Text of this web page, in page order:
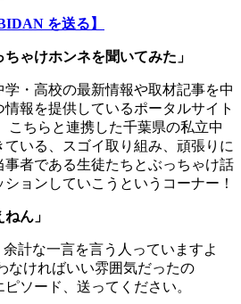
を送る】
ちゃけホンネを聞いてみた」
・高校の最新情報や取材記事を中
報を提供しているポータルサイト
こちらと連携した千葉県の私立中
いる、スゴイ取り組み、頑張りに
者である生徒たちとぶっちゃけ話
ョンしていこうというコーナー！
ねん 」
計な一言を言う人っていますよ
なければいい雰囲気だったの
ソード、送ってください。